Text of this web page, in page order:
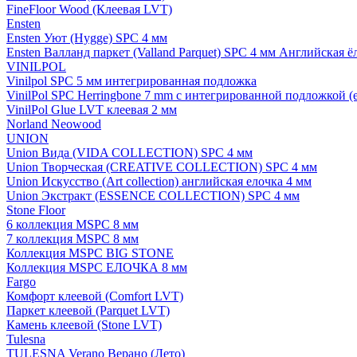
FineFloor Wood (Клеевая LVT)
Ensten
Ensten Уют (Hygge) SPC 4 мм
Ensten Валланд паркет (Valland Parquet) SPC 4 мм Английская
VINILPOL
Vinilpol SPC 5 мм интегрированная подложка
VinilPol SPC Herringbone 7 mm с интегрированной подложкой
VinilPol Glue LVT клеевая 2 мм
Norland Neowood
UNION
Union Вида (VIDA COLLECTION) SPC 4 мм
Union Творческая (CREATIVE COLLECTION) SPC 4 мм
Union Искусство (Art collection) английская елочка 4 мм
Union Экстракт (ESSENCE COLLECTION) SPC 4 мм
Stone Floor
6 коллекция MSPC 8 мм
7 коллекция MSPC 8 мм
Коллекция MSPC BIG STONE
Коллекция MSPC ЕЛОЧКА 8 мм
Fargo
Комфорт клеевой (Comfort LVT)
Паркет клеевой (Parquet LVT)
Камень клеевой (Stone LVT)
Tulesna
TULESNA Verano Верано (Лето)